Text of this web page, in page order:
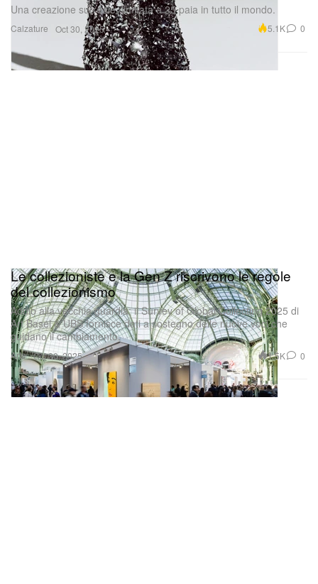
Calzature
Una creazione surreale, limitata a 25 paia in tutto il mondo.
Oct 30, 2025 5.1K 0
Arte
Le collezioniste e la Gen Z riscrivono le regole
del collezionismo
Addio alla vecchia guardia: il Survey of Global Collecting 2025 di
Art Basel & UBS fornisce dati a sostegno delle nuove voci che
guidano il cambiamento.
Oct 30, 2025 1.5K 0